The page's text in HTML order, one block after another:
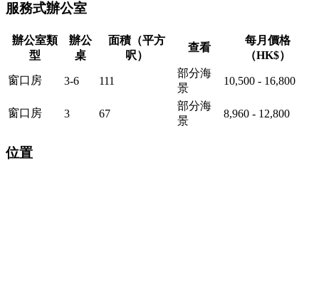
服務式辦公室
辦公室類
型
辦公
桌
面積（平方
呎）
查看
每月價格
（HK$）
窗口房 3-6 111
部分海
景
10,500 - 16,800
窗口房 3 67
部分海
景
8,960 - 12,800
位置